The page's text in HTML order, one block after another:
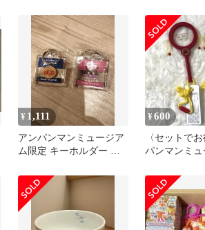
¥ 1,111
アンパンマンミュージア
ム限定 キーホルダー 希
¥600
〈セットで
パンマンミ
太鼓